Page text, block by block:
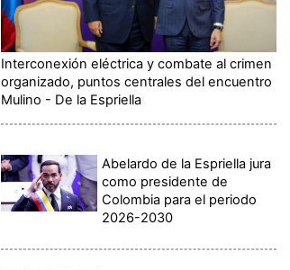
Interconexión eléctrica y combate al crimen
organizado, puntos centrales del encuentro
Mulino - De la Espriella
Abelardo de la Espriella jura
como presidente de
Colombia para el periodo
2026-2030